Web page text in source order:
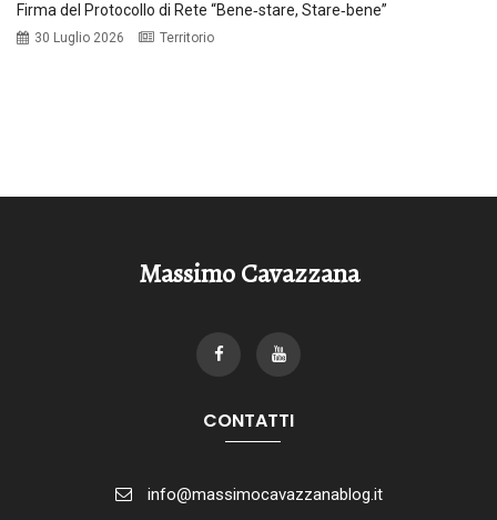
Firma del Protocollo di Rete “Bene‑stare, Stare‑bene”
30 Luglio 2026 Territorio
Massimo Cavazzana
CONTATTI
info@massimocavazzanablog.it